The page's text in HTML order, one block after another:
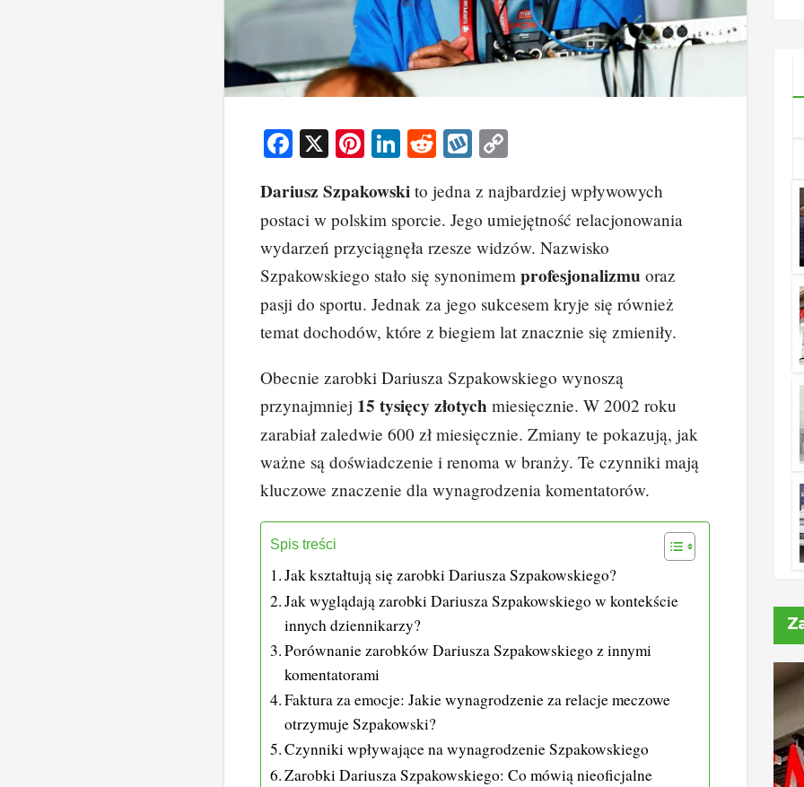
F
c
e
b
o
o
k
X
Pi
er
e
st
Li
k
e
dI
n
R
d
di
t
W
o
p
p
y
Li
n
k
Dariusz Szpakowski to jedna z najbardziej wpływowych
postaci w polskim sporcie. Jego umiejętność relacjonowania
wydarzeń przyciągnęła rzesze widzów. Nazwisko
Szpakowskiego stało się synonimem profesjonalizmu oraz
pasji do sportu. Jednak za jego sukcesem kryje się również
temat dochodów, które z biegiem lat znacznie się zmieniły.
Obecnie zarobki Dariusza Szpakowskiego wynoszą
przynajmniej 15 tysięcy złotych miesięcznie. W 2002 roku
zarabiał zaledwie 600 zł miesięcznie. Zmiany te pokazują, jak
ważne są doświadczenie i renoma w branży. Te czynniki mają
kluczowe znaczenie dla wynagrodzenia komentatorów.
Spis treści
Jak kształtują się zarobki Dariusza Szpakowskiego?
Jak wyglądają zarobki Dariusza Szpakowskiego w kontekście
innych dziennikarzy?
Porównanie zarobków Dariusza Szpakowskiego z innymi
komentatorami
Faktura za emocje: Jakie wynagrodzenie za relacje meczowe
otrzymuje Szpakowski?
Czynniki wpływające na wynagrodzenie Szpakowskiego
Zarobki Dariusza Szpakowskiego: Co mówią nieoficjalne
ile